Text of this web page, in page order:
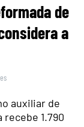
de
a
auxiliar de
1.790